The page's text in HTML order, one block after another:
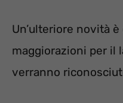
Un’ulteriore novità
maggiorazioni per il
verranno